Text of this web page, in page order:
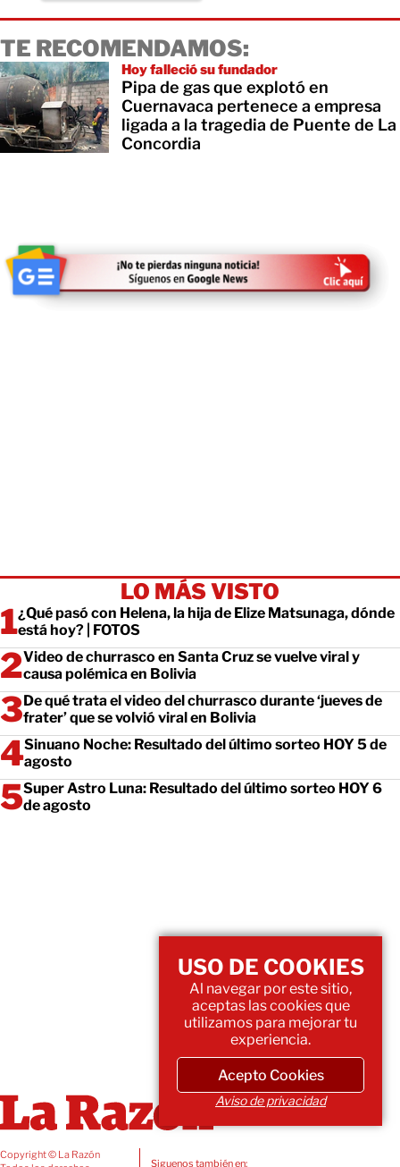
TE RECOMENDAMOS:
Hoy falleció su fundador
Pipa de gas que explotó en
Cuernavaca pertenece a empresa
ligada a la tragedia de Puente de La
Concordia
LO MÁS VISTO
¿Qué pasó con Helena, la hija de Elize Matsunaga, dónde
está hoy? | FOTOS
Video de churrasco en Santa Cruz se vuelve viral y
causa polémica en Bolivia
De qué trata el video del churrasco durante ‘jueves de
frater’ que se volvió viral en Bolivia
Sinuano Noche: Resultado del último sorteo HOY 5 de
agosto
Super Astro Luna: Resultado del último sorteo HOY 6
de agosto
Copyright © La Razón
Siguenos también en:
USO DE COOKIES
Al navegar por este sitio,
aceptas las cookies que
utilizamos para mejorar tu
experiencia.
Acepto Cookies
Aviso de privacidad